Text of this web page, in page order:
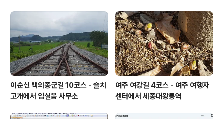
이순신 백의종군길 10코스 - 슬치
고개에서 임실읍 사무소
여주 여강길 4코스 - 여주 여행자
센터에서 세종대왕릉역